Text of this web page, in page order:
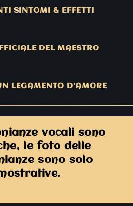
SINTOMI & EFFETTI
DEL MAESTRO
LEGAMENTO D'AMORE
vocali sono
le foto delle
sono solo